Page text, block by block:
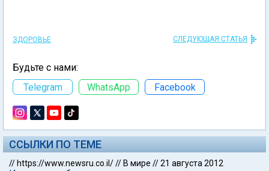
ЗДОРОВЬЕ СЛЕДУЮЩАЯ СТАТЬЯ
Будьте с нами:
Telegram
WhatsApp Facebook
ССЫЛКИ ПО ТЕМЕ
// https://www.newsru.co.il/// В мире //21 августа 2012